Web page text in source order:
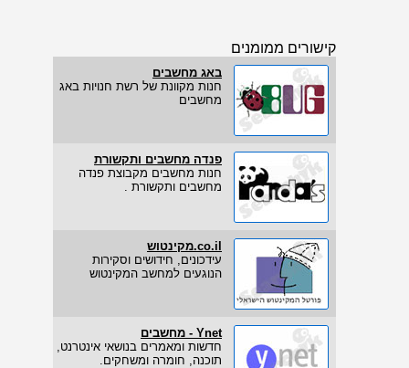
קישורים ממומנים
באג מחשבים
חנות מקוונת של רשת חנויות באג
מחשבים
פנדה מחשבים ותקשורת
חנות מחשבים מקבוצת פנדה
מחשבים ותקשורת .
co.il.מקינטוש
עידכונים, חידושים וסקירות
הנוגעים למחשב המקינטוש
Ynet - מחשבים
חדשות ומאמרים בנושאי אינטרנט,
תוכנה, חומרה ומשחקים.